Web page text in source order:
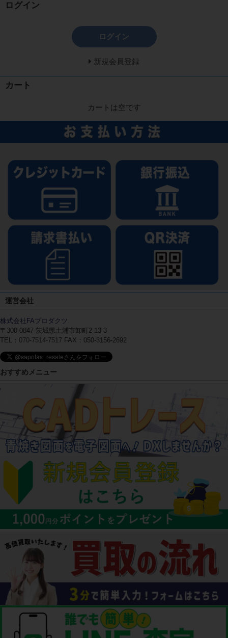
ログイン
ログイン
新規会員登録
カート
カートは空です
運営会社
株式会社FAプロダクツ
〒300-0847 茨城県土浦市卸町2-13-3
TEL： 070-7514-7517 FAX：050-3156-2692
おすすめメニュー